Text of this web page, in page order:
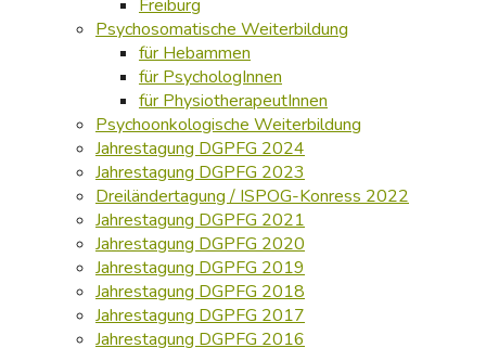
Freiburg
Psychosomatische Weiterbildung
für Hebammen
für PsychologInnen
für PhysiotherapeutInnen
Psychoonkologische Weiterbildung
Jahrestagung DGPFG 2024
Jahrestagung DGPFG 2023
Dreiländertagung / ISPOG-Konress 2022
Jahrestagung DGPFG 2021
Jahrestagung DGPFG 2020
Jahrestagung DGPFG 2019
Jahrestagung DGPFG 2018
Jahrestagung DGPFG 2017
Jahrestagung DGPFG 2016